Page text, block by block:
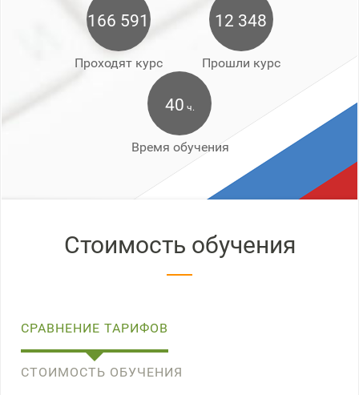
166 591
Проходят курс
12 348
Прошли курс
40 ч.
Время обучения
Стоимость обучения
СРАВНЕНИЕ ТАРИФОВ
СТОИМОСТЬ ОБУЧЕНИЯ